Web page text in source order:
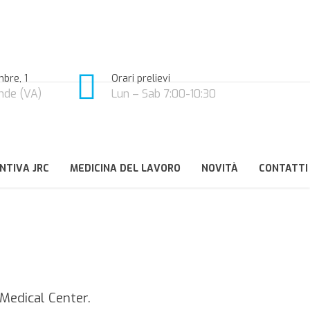
1
(VA)
Orari prelievi
Lun – Sab 7:00-10:30
JRC MEDICINA DEL LAVORO NOVITÀ CONTATTI
Center.